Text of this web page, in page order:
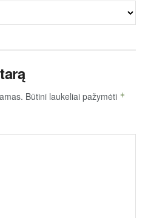
Būtini laukeliai pažymėti *